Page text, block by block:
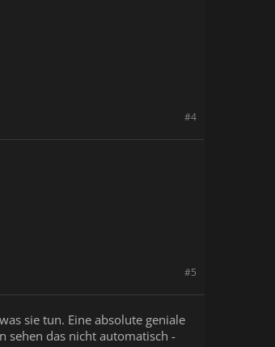
#4
#5
sie tun. Eine absolute geniale
sehen das nicht automatisch -